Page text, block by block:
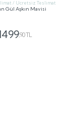
/ Ücretsiz Teslimat
Gül Aşkın Mavisi
,90 TL